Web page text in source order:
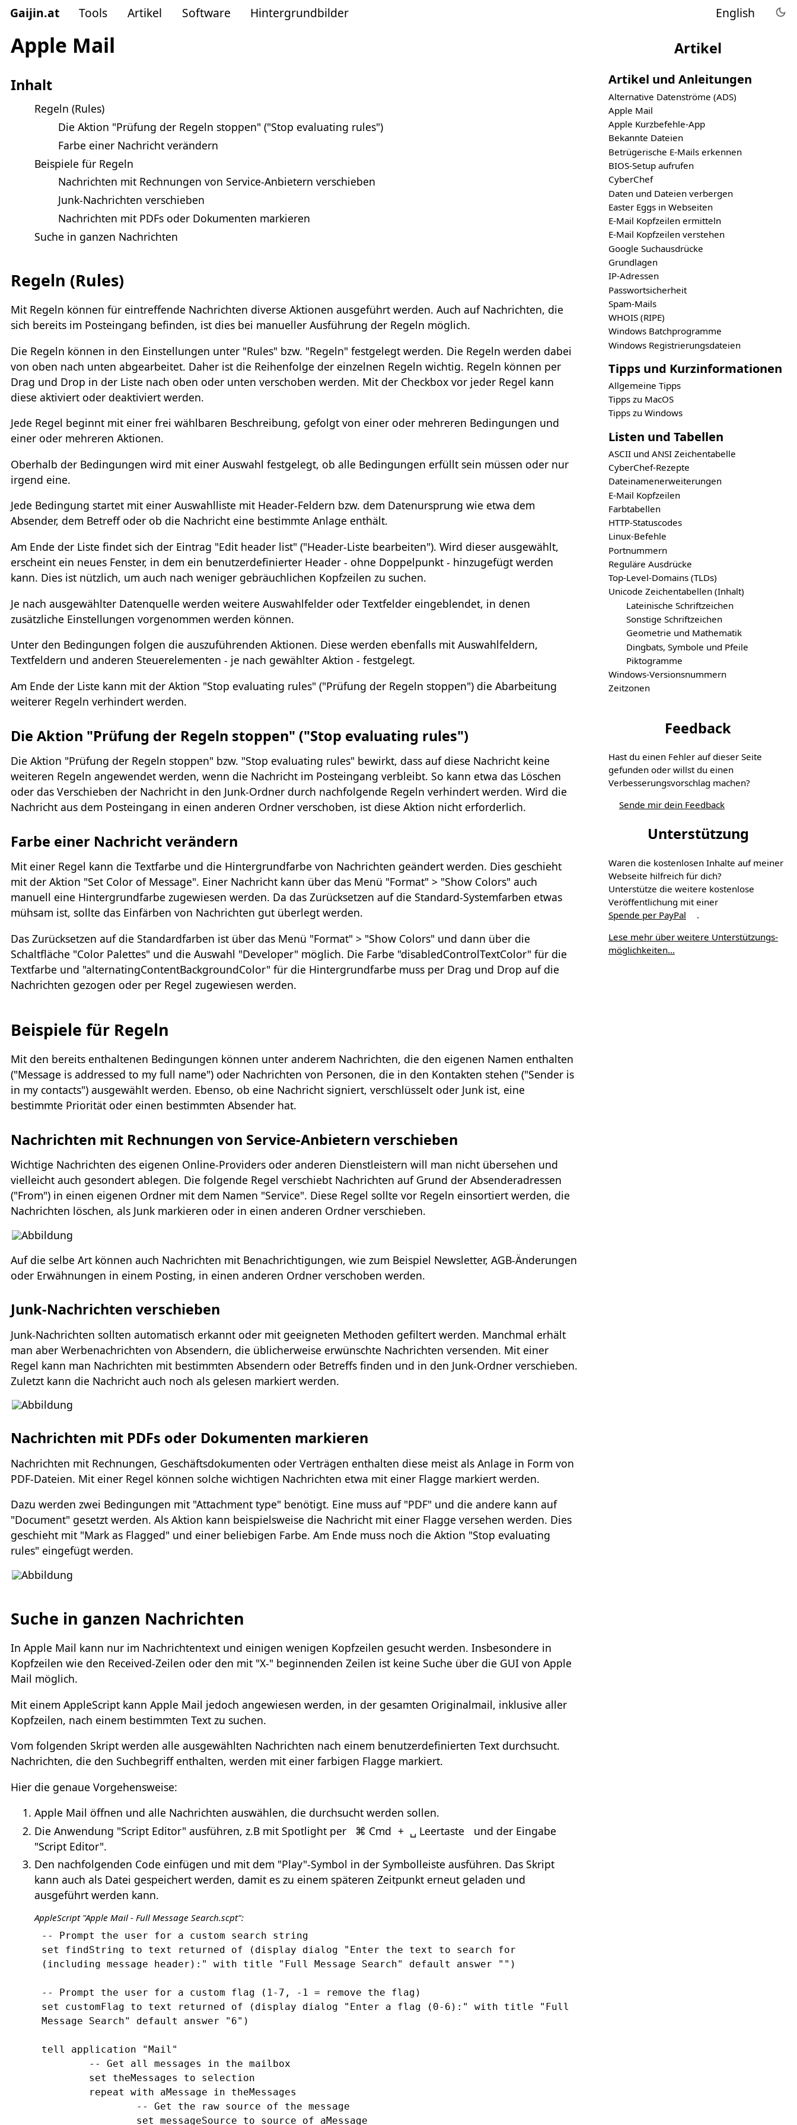
Gaijin.at Tools Artikel Software Hintergrundbilder English
Apple Mail
Inhalt
Regeln (Rules)
Die Aktion "Prüfung der Regeln stoppen" ("Stop evaluating rules")
Farbe einer Nachricht verändern
Beispiele für Regeln
Nachrichten mit Rechnungen von Service-Anbietern verschieben
Junk-Nachrichten verschieben
Nachrichten mit PDFs oder Dokumenten markieren
Suche in ganzen Nachrichten
Regeln (Rules)
Mit Regeln können für eintreffende Nachrichten diverse Aktionen ausgeführt werden. Auch auf Nachrichten, die
sich bereits im Posteingang befinden, ist dies bei manueller Ausführung der Regeln möglich.
Die Regeln können in den Einstellungen unter "Rules" bzw. "Regeln" festgelegt werden. Die Regeln werden dabei
von oben nach unten abgearbeitet. Daher ist die Reihenfolge der einzelnen Regeln wichtig. Regeln können per
Drag und Drop in der Liste nach oben oder unten verschoben werden. Mit der Checkbox vor jeder Regel kann
diese aktiviert oder deaktiviert werden.
Jede Regel beginnt mit einer frei wählbaren Beschreibung, gefolgt von einer oder mehreren Bedingungen und
einer oder mehreren Aktionen.
Oberhalb der Bedingungen wird mit einer Auswahl festgelegt, ob alle Bedingungen erfüllt sein müssen oder nur
irgend eine.
Jede Bedingung startet mit einer Auswahlliste mit Header-Feldern bzw. dem Datenursprung wie etwa dem
Absender, dem Betreff oder ob die Nachricht eine bestimmte Anlage enthält.
Am Ende der Liste findet sich der Eintrag "Edit header list" ("Header-Liste bearbeiten"). Wird dieser ausgewählt,
erscheint ein neues Fenster, in dem ein benutzerdefinierter Header - ohne Doppelpunkt - hinzugefügt werden
kann. Dies ist nützlich, um auch nach weniger gebräuchlichen Kopfzeilen zu suchen.
Je nach ausgewählter Datenquelle werden weitere Auswahlfelder oder Textfelder eingeblendet, in denen
zusätzliche Einstellungen vorgenommen werden können.
Unter den Bedingungen folgen die auszuführenden Aktionen. Diese werden ebenfalls mit Auswahlfeldern,
Textfeldern und anderen Steuerelementen - je nach gewählter Aktion - festgelegt.
Am Ende der Liste kann mit der Aktion "Stop evaluating rules" ("Prüfung der Regeln stoppen") die Abarbeitung
weiterer Regeln verhindert werden.
Die Aktion "Prüfung der Regeln stoppen" ("Stop evaluating rules")
Die Aktion "Prüfung der Regeln stoppen" bzw. "Stop evaluating rules" bewirkt, dass auf diese Nachricht keine
weiteren Regeln angewendet werden, wenn die Nachricht im Posteingang verbleibt. So kann etwa das Löschen
oder das Verschieben der Nachricht in den Junk-Ordner durch nachfolgende Regeln verhindert werden. Wird die
Nachricht aus dem Posteingang in einen anderen Ordner verschoben, ist diese Aktion nicht erforderlich.
Farbe einer Nachricht verändern
Mit einer Regel kann die Textfarbe und die Hintergrundfarbe von Nachrichten geändert werden. Dies geschieht
mit der Aktion "Set Color of Message". Einer Nachricht kann über das Menü "Format" > "Show Colors" auch
manuell eine Hintergrundfarbe zugewiesen werden. Da das Zurücksetzen auf die Standard-Systemfarben etwas
mühsam ist, sollte das Einfärben von Nachrichten gut überlegt werden.
Das Zurücksetzen auf die Standardfarben ist über das Menü "Format" > "Show Colors" und dann über die
Schaltfläche "Color Palettes" und die Auswahl "Developer" möglich. Die Farbe "disabledControlTextColor" für die
Textfarbe und "alternatingContentBackgroundColor" für die Hintergrundfarbe muss per Drag und Drop auf die
Nachrichten gezogen oder per Regel zugewiesen werden.
Beispiele für Regeln
Mit den bereits enthaltenen Bedingungen können unter anderem Nachrichten, die den eigenen Namen enthalten
("Message is addressed to my full name") oder Nachrichten von Personen, die in den Kontakten stehen ("Sender is
in my contacts") ausgewählt werden. Ebenso, ob eine Nachricht signiert, verschlüsselt oder Junk ist, eine
bestimmte Priorität oder einen bestimmten Absender hat.
Nachrichten mit Rechnungen von Service-Anbietern verschieben
Wichtige Nachrichten des eigenen Online-Providers oder anderen Dienstleistern will man nicht übersehen und
vielleicht auch gesondert ablegen. Die folgende Regel verschiebt Nachrichten auf Grund der Absenderadressen
("From") in einen eigenen Ordner mit dem Namen "Service". Diese Regel sollte vor Regeln einsortiert werden, die
Nachrichten löschen, als Junk markieren oder in einen anderen Ordner verschieben.
Auf die selbe Art können auch Nachrichten mit Benachrichtigungen, wie zum Beispiel Newsletter, AGB-Änderungen
oder Erwähnungen in einem Posting, in einen anderen Ordner verschoben werden.
Junk-Nachrichten verschieben
Junk-Nachrichten sollten automatisch erkannt oder mit geeigneten Methoden gefiltert werden. Manchmal erhält
man aber Werbenachrichten von Absendern, die üblicherweise erwünschte Nachrichten versenden. Mit einer
Regel kann man Nachrichten mit bestimmten Absendern oder Betreffs finden und in den Junk-Ordner verschieben.
Zuletzt kann die Nachricht auch noch als gelesen markiert werden.
Nachrichten mit PDFs oder Dokumenten markieren
Nachrichten mit Rechnungen, Geschäftsdokumenten oder Verträgen enthalten diese meist als Anlage in Form von
PDF-Dateien. Mit einer Regel können solche wichtigen Nachrichten etwa mit einer Flagge markiert werden.
Dazu werden zwei Bedingungen mit "Attachment type" benötigt. Eine muss auf "PDF" und die andere kann auf
"Document" gesetzt werden. Als Aktion kann beispielsweise die Nachricht mit einer Flagge versehen werden. Dies
geschieht mit "Mark as Flagged" und einer beliebigen Farbe. Am Ende muss noch die Aktion "Stop evaluating
rules" eingefügt werden.
Suche in ganzen Nachrichten
In Apple Mail kann nur im Nachrichtentext und einigen wenigen Kopfzeilen gesucht werden. Insbesondere in
Kopfzeilen wie den Received-Zeilen oder den mit "X-" beginnenden Zeilen ist keine Suche über die GUI von Apple
Mail möglich.
Mit einem AppleScript kann Apple Mail jedoch angewiesen werden, in der gesamten Originalmail, inklusive aller
Kopfzeilen, nach einem bestimmten Text zu suchen.
Vom folgenden Skript werden alle ausgewählten Nachrichten nach einem benutzerdefinierten Text durchsucht.
Nachrichten, die den Suchbegriff enthalten, werden mit einer farbigen Flagge markiert.
Hier die genaue Vorgehensweise:
Apple Mail öffnen und alle Nachrichten auswählen, die durchsucht werden sollen.
Die Anwendung "Script Editor" ausführen, z.B mit Spotlight per
⌘ Cmd + ␣ Leertaste
und der Eingabe
"Script Editor".
Den nachfolgenden Code einfügen und mit dem "Play"-Symbol in der Symbolleiste ausführen. Das Skript
kann auch als Datei gespeichert werden, damit es zu einem späteren Zeitpunkt erneut geladen und
ausgeführt werden kann.
AppleScript "Apple Mail - Full Message Search.scpt":
-- Prompt the user for a custom search string
set findString to text returned of (display dialog "Enter the text to search for
(including message header):" with title "Full Message Search" default answer "")
-- Prompt the user for a custom flag (1-7, -1 = remove the flag)
set customFlag to text returned of (display dialog "Enter a flag (0-6):" with title "Full
Message Search" default answer "6")
tell application "Mail"
Artikel
Artikel und Anleitungen
Alternative Datenströme (ADS)
Apple Mail
Apple Kurzbefehle-App
Bekannte Dateien
Betrügerische E-Mails erkennen
BIOS-Setup aufrufen
CyberChef
Daten und Dateien verbergen
Easter Eggs in Webseiten
E-Mail Kopfzeilen ermitteln
E-Mail Kopfzeilen verstehen
Google Suchausdrücke
Grundlagen
IP-Adressen
Passwortsicherheit
Spam-Mails
WHOIS (RIPE)
Windows Batchprogramme
Windows Registrierungsdateien
Tipps und Kurzinformationen
Allgemeine Tipps
Tipps zu MacOS
Tipps zu Windows
Listen und Tabellen
ASCII und ANSI Zeichentabelle
CyberChef-Rezepte
Dateinamenerweiterungen
E-Mail Kopfzeilen
Farbtabellen
HTTP-Statuscodes
Linux-Befehle
Portnummern
Reguläre Ausdrücke
Top-Level-Domains (TLDs)
Unicode Zeichentabellen (Inhalt)
Lateinische Schriftzeichen
Sonstige Schriftzeichen
Geometrie und Mathematik
Dingbats, Symbole und Pfeile
Piktogramme
Windows-Versionsnummern
Zeitzonen
Feedback
Hast du einen Fehler auf dieser Seite
gefunden oder willst du einen
Verbesserungs­vorschlag machen?
Sende mir dein Feedback
Unterstützung
Waren die kostenlosen Inhalte auf meiner
Webseite hilfreich für dich?
Unterstütze die weitere kostenlose
Veröffentlichung mit einer
Spende per PayPal
.
Lese mehr über weitere Unterstützungs­
möglichkeiten...